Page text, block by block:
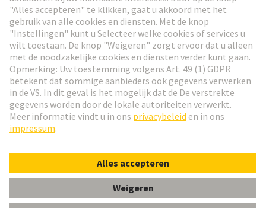
Social Media
Nederlands
© HARTING Technology Group
AfdrukPrivacybeleid Cookie-instellingen
Gebruiksvoorwaarden